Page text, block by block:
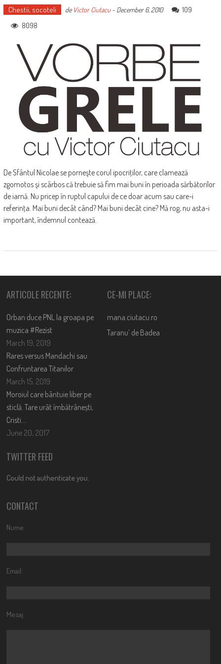
Chestii, socoteli de Victor Ciutacu- December 6, 2010
109
8098
De Sfântul Nicolae se porneşte corul ipocriţilor, care clamează
zgomotos şi scârbos că trebuie să fim mai buni în perioada sărbătorilor
de iarnă. Nu pricep în ruptul capului de ce doar acum sau care-i
referinţa. Mai buni decât când? Mai buni decât cine? Mă rog, nu asta-i
important, îndemnul contează.
ARTICOLE RECENTE:
Orban duce PNL la groapa pe
muzica #Rezist
March 19, 2019
Rares versus Mandachi sau
Confruntarea Titanilor
March 15, 2019
Moroiul care bântuie liber pe
sticlă. Tare urât îmbătrânești,
Cristi….
June 20, 2017
CE-MI PLACE:
mana.ciutacu.ro
Taranu’ de Badea
TWITTER FEED
Could not authenticate you.
CONTACT
Nume:
Email:
Mesaj: